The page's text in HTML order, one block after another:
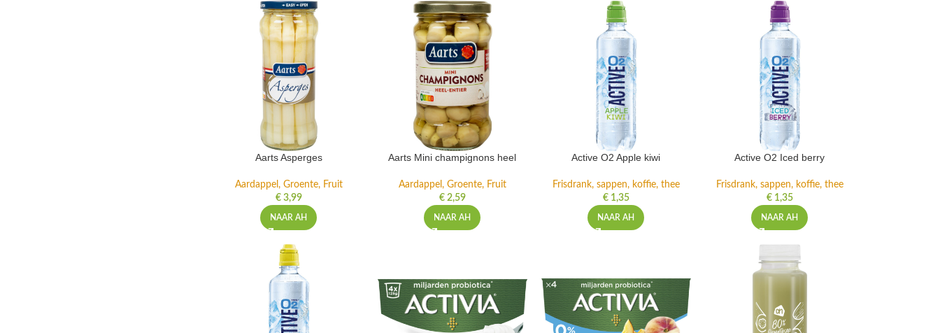
Aarts Asperges
Aardappel, Groente, Fruit
€3,99
NAAR AH
Aarts Mini champignons heel
Aardappel, Groente, Fruit
€2,59
NAAR AH
Active O2 Apple kiwi
Frisdrank, sappen, koffie, thee
€1,35
NAAR AH
Active O2 Iced berry
Frisdrank, sappen, koffie, thee
€1,35
NAAR AH